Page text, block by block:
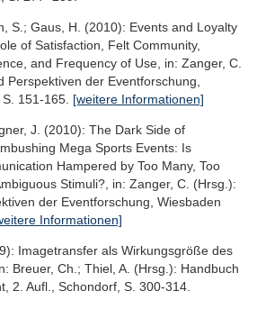
S.; Gaus, H. (2010): Events and Loyalty
of Satisfaction, Felt Community,
and Frequency of Use, in: Zanger, C.
Perspektiven der Eventforschung,
151-165. [weitere Informationen]
J. (2010): The Dark Side of
Mega Sports Events: Is
Hampered by Too Many, Too
Stimuli?, in: Zanger, C. (Hrsg.):
der Eventforschung, Wiesbaden
Informationen]
Imagetransfer als Wirkungsgröße des
Breuer, Ch.; Thiel, A. (Hrsg.): Handbuch
2. Aufl., Schondorf, S. 300-314.